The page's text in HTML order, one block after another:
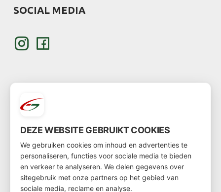
SOCIAL MEDIA
KLANT WORDEN
Wil je klant worden?
Ga dan viadeze linknaar het klantenformulier
DEZE WEBSITE GEBRUIKT COOKIES
We gebruiken cookies om inhoud en advertenties te
personaliseren, functies voor sociale media te bieden
en verkeer te analyseren. We delen gegevens over
sitegebruik met onze partners op het gebied van
sociale media, reclame en analyse.